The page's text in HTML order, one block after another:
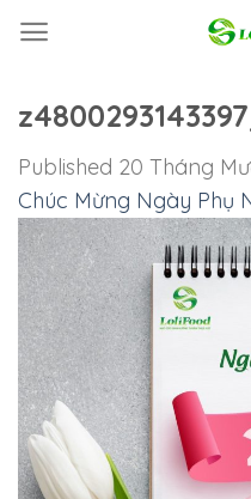
Published 20 Tháng
Chúc Mừng Ngày Phụ